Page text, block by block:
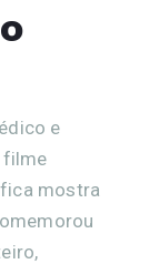
e
filme
mostra